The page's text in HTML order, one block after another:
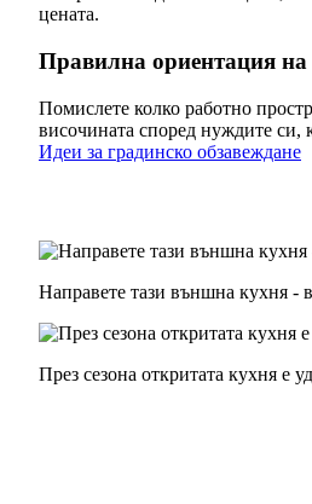
цената.
Правилна ориентация на
Помислете колко работно
височината според нуждите си,
Идеи за градинско обзавеждане
Направете тази външна кухня -
През сезона откритата кухня е